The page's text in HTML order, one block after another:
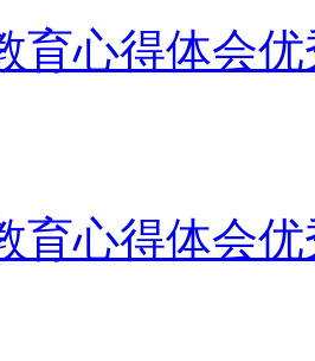
育心得体会
育心得体会